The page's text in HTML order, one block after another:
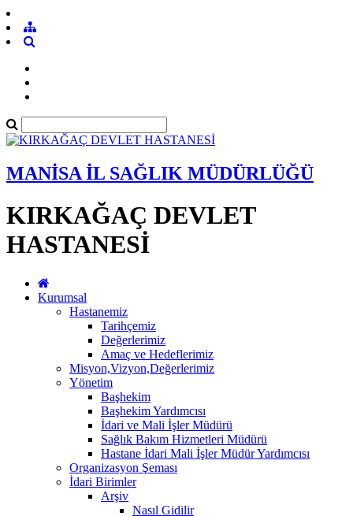
MANİSA İL SAĞLIK MÜDÜRLÜĞÜ
KIRKAĞAÇ DEVLET
HASTANESİ
Kurumsal
Hastanemiz
Tarihçemiz
Değerlerimiz
Amaç ve Hedeflerimiz
Misyon,Vizyon,Değerlerimiz
Yönetim
Başhekim
Başhekim Yardımcısı
İdari ve Mali İşler Müdürü
Sağlık Bakım Hizmetleri Müdürü
Hastane İdari Mali İşler Müdür Yardımcısı
Organizasyon Şeması
İdari Birimler
Arşiv
Nasıl Gidilir